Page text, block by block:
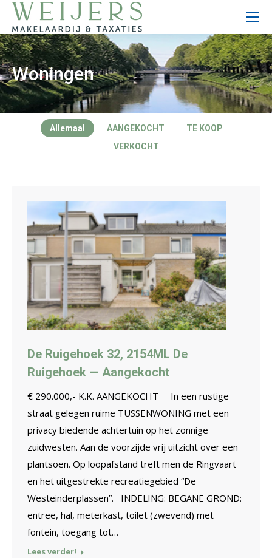
Woningen
Allemaal AANGEKOCHT
TE KOOP
VERKOCHT
De Ruigehoek 32, 2154ML De
Ruigehoek — Aangekocht
€ 290.000,- K.K. AANGEKOCHT In een rustige
straat gelegen ruime TUSSENWONING met een
privacy biedende achtertuin op het zonnige
zuidwesten. Aan de voorzijde vrij uitzicht over een
plantsoen. Op loopafstand treft men de Ringvaart
en het uitgestrekte recreatiegebied “De
Westeinderplassen”. INDELING: BEGANE GROND:
entree, hal, meterkast, toilet (zwevend) met
fontein, toegang tot…
Lees verder!